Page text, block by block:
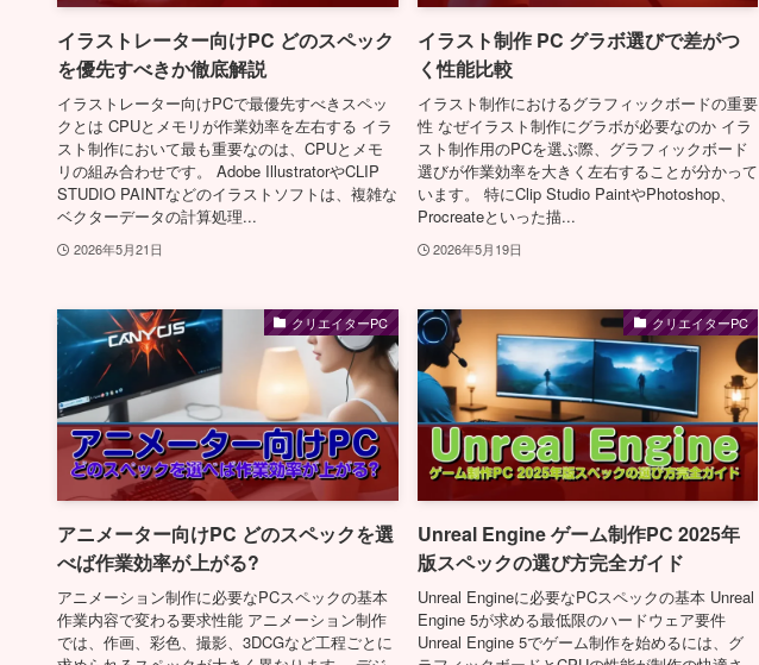
イラストレーター向けPC どのスペック
を優先すべきか徹底解説
イラストレーター向けPCで最優先すべきスペッ
クとは CPUとメモリが作業効率を左右する イラ
スト制作において最も重要なのは、CPUとメモ
リの組み合わせです。 Adobe IllustratorやCLIP
STUDIO PAINTなどのイラストソフトは、複雑な
ベクターデータの計算処理...
2026年5月21日
イラスト制作 PC グラボ選びで差がつ
く性能比較
イラスト制作におけるグラフィックボードの重要
性 なぜイラスト制作にグラボが必要なのか イラ
スト制作用のPCを選ぶ際、グラフィックボード
選びが作業効率を大きく左右することが分かって
います。 特にClip Studio PaintやPhotoshop、
Procreateといった描...
2026年5月19日
クリエイターPC
アニメーター向けPC どのスペックを選
べば作業効率が上がる?
アニメーション制作に必要なPCスペックの基本
作業内容で変わる要求性能 アニメーション制作
では、作画、彩色、撮影、3DCGなど工程ごとに
クリエイターPC
Unreal Engine ゲーム制作PC 2025年
版スペックの選び方完全ガイド
Unreal Engineに必要なPCスペックの基本 Unreal
Engine 5が求める最低限のハードウェア要件
Unreal Engine 5でゲーム制作を始めるには、グ